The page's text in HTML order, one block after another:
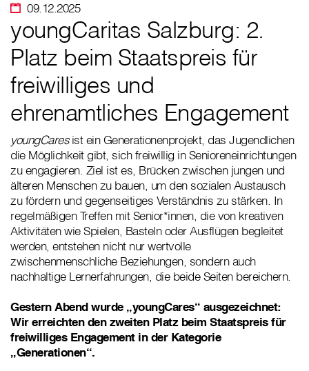
09.12.2025
youngCaritas Salzburg: 2.
Platz beim Staatspreis für
freiwilliges und
ehrenamtliches Engagement
youngCaresist ein Generationenprojekt, das Jugendlichen
die Möglichkeit gibt, sich freiwillig in Senioreneinrichtungen
zu engagieren. Ziel ist es, Brücken zwischen jungen und
älteren Menschen zu bauen, um den sozialen Austausch
zu fördern und gegenseitiges Verständnis zu stärken. In
regelmäßigen Treffen mit Senior*innen, die von kreativen
Aktivitäten wie Spielen, Basteln oder Ausflügen begleitet
werden, entstehen nicht nur wertvolle
zwischenmenschliche Beziehungen, sondern auch
nachhaltige Lernerfahrungen, die beide Seiten bereichern.
Gestern Abend wurde „youngCares“ ausgezeichnet:
Wir erreichten den zweiten Platz beim Staatspreis für
freiwilliges Engagement in der Kategorie
„Generationen“.